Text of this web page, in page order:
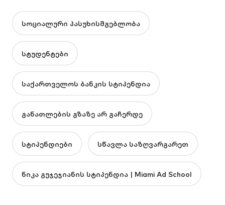
სოციალური პასუხისმგებლობა
სტუდენტები
საქართველოს ბანკის სტიპენდია
განათლების გზაზე არ გაჩერდე
სტიპენდიები სწავლა საზღვარგარეთ
ნიკა გუჯეჯიანის სტიპენდია | Miami Ad School